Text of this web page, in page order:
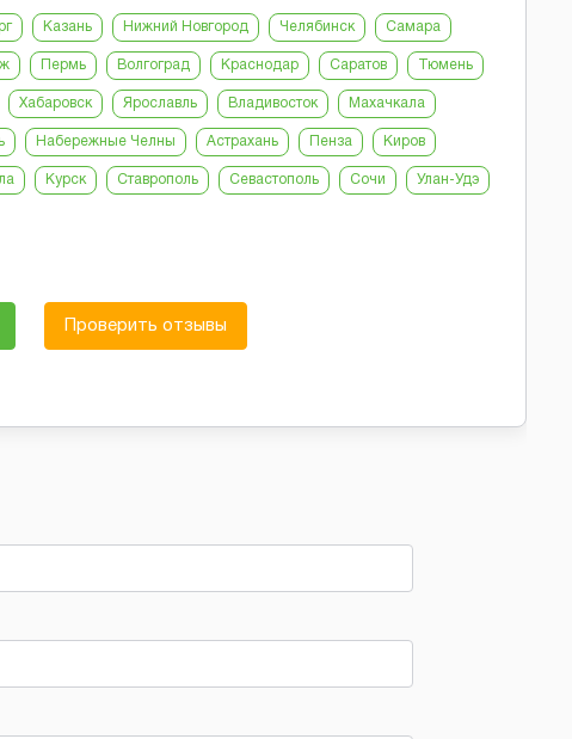
Казань Нижний Новгород Челябинск Самара
Пермь Волгоград Краснодар Саратов Тюмень
Хабаровск Ярославль Владивосток Махачкала
Набережные Челны Астрахань Пенза Киров
Курск Ставрополь Севастополь Сочи Улан-Удэ
Проверить отзывы